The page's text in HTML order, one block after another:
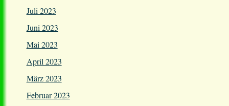
Juli 2023
Juni 2023
Mai 2023
April 2023
März 2023
Februar 2023